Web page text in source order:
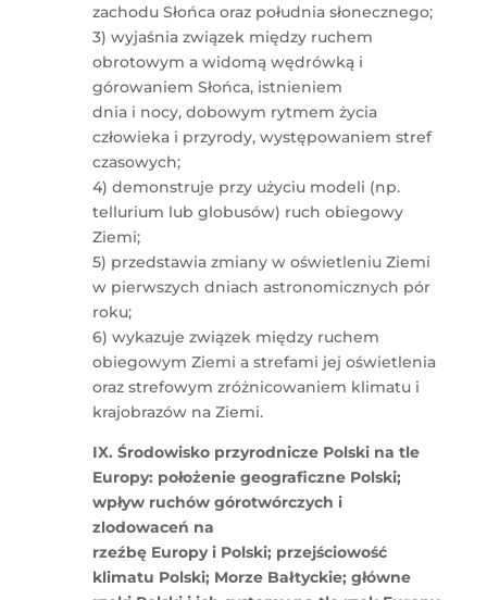
zachodu Słońca oraz południa słonecznego;
3) wyjaśnia związek między ruchem
obrotowym a widomą wędrówką i
górowaniem Słońca, istnieniem
dnia i nocy, dobowym rytmem życia
człowieka i przyrody, występowaniem stref
czasowych;
4) demonstruje przy użyciu modeli (np.
tellurium lub globusów) ruch obiegowy
Ziemi;
5) przedstawia zmiany w oświetleniu Ziemi
w pierwszych dniach astronomicznych pór
roku;
6) wykazuje związek między ruchem
obiegowym Ziemi a strefami jej oświetlenia
oraz strefowym zróżnicowaniem klimatu i
krajobrazów na Ziemi.
IX. Środowisko przyrodnicze Polski na tle
Europy: położenie geograficzne Polski;
wpływ ruchów górotwórczych i
zlodowaceń na
rzeźbę Europy i Polski; przejściowość
klimatu Polski; Morze Bałtyckie; główne